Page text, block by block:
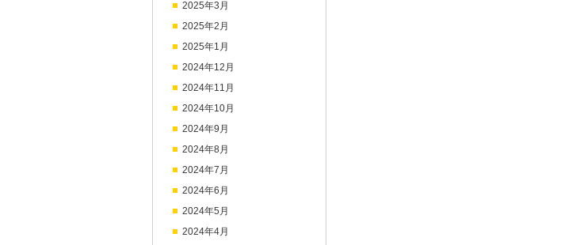
2025年3月
2025年2月
2025年1月
2024年12月
2024年11月
2024年10月
2024年9月
2024年8月
2024年7月
2024年6月
2024年5月
2024年4月